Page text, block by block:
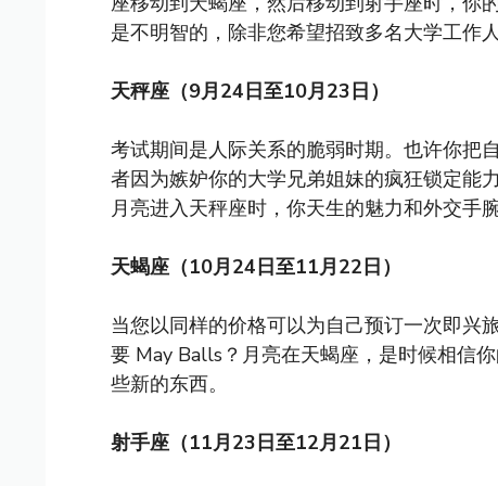
是不明智的，除非您希望招致多名大学工作
天秤座（9月24日至10月23日）
考试期间是人际关系的脆弱时期。也许你把
者因为嫉妒你的大学兄弟姐妹的疯狂锁定能
月亮进入天秤座时，你天生的魅力和外交手
天蝎座（10月24日至11月22日）
当您以同样的价格可以为自己预订一次即兴
要 May Balls？月亮在天蝎座，是时候相信
些新的东西。
射手座（11月23日至12月21日）